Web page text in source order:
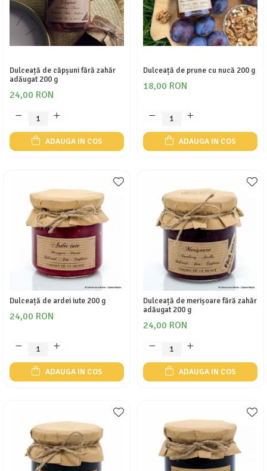
Dulceață de căpșuni fără zahăr
adăugat 200 g
24,00 RON
ADAUGA IN COS
Dulceață de prune cu nucă 200 g
18,00 RON
ADAUGA IN COS
Dulceață de ardei iute 200 g
24,00 RON
ADAUGA IN COS
Dulceață de merișoare fără zahăr
adăugat 200 g
24,00 RON
ADAUGA IN COS